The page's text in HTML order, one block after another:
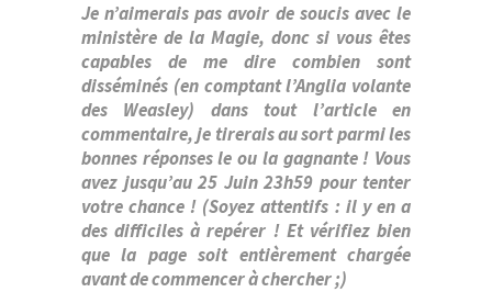
Je n’aimerais pas avoir de soucis avec le
ministère de la Magie, donc si vous êtes
capables de me dire combien sont
disséminés (en comptant l’Anglia volante
des Weasley) dans tout l’article en
commentaire, je tirerais au sort parmi les
bonnes réponses le ou la gagnante ! Vous
avez jusqu’au 25 Juin 23h59 pour tenter
votre chance ! (Soyez attentifs : il y en a
des difficiles à repérer ! Et vérifiez bien
que la page soit entièrement chargée
avant de commencer à chercher ;)